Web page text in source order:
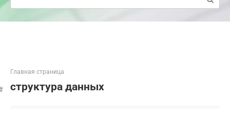
Главная страница
структура данных